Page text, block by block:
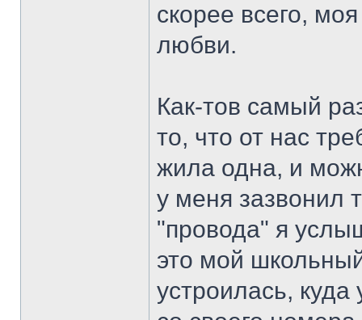
скорее всего,
любви.
Как-тов самый
то, что от нас
жила одна, и
у меня зазвонил
"провода" я
это мой
устроилась,